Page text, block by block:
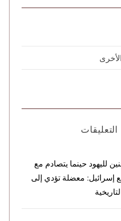
لليهود حينما يتصادم مع
إسرائيل: معضلة تؤدي إلى